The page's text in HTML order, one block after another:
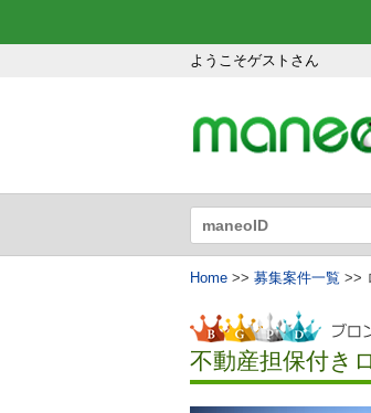
ようこそゲストさん
Home >> 募集案件一覧 >>
不動産担保付き